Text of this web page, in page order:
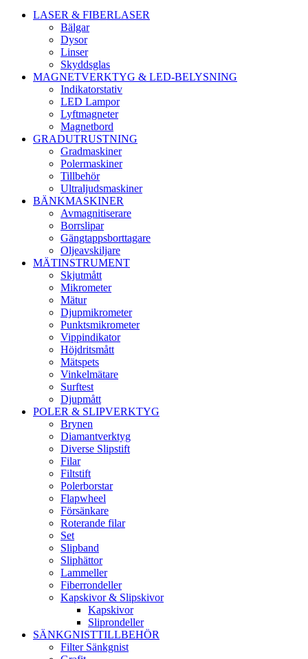
LASER & FIBERLASER
Bälgar
Dysor
Linser
Skyddsglas
MAGNETVERKTYG & LED-BELYSNING
Indikatorstativ
LED Lampor
Lyftmagneter
Magnetbord
GRADUTRUSTNING
Gradmaskiner
Polermaskiner
Tillbehör
Ultraljudsmaskiner
BÄNKMASKINER
Avmagnitiserare
Borrslipar
Gängtappsborttagare
Oljeavskiljare
MÄTINSTRUMENT
Skjutmått
Mikrometer
Mätur
Djupmikrometer
Punktsmikrometer
Vippindikator
Höjdritsmått
Mätspets
Vinkelmätare
Surftest
Djupmått
POLER & SLIPVERKTYG
Brynen
Diamantverktyg
Diverse Slipstift
Filar
Filtstift
Polerborstar
Flapwheel
Försänkare
Roterande filar
Set
Slipband
Sliphättor
Lammeller
Fiberrondeller
Kapskivor & Slipskivor
Kapskivor
Sliprondeller
SÄNKGNISTTILLBEHÖR
Filter Sänkgnist